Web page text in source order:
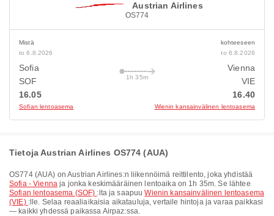
Austrian Airlines
OS774
Mistä
to 6.8.2026
Sofia
SOF
16.05
Sofian lentoasema
1h 35m
kohteeseen
to 6.8.2026
Vienna
VIE
16.40
Wienin kansainvälinen lentoasema
Tietoja Austrian Airlines OS774 (AUA)
OS774(AUA) onAustrian Airlines:n liikennöimä reittilento, joka yhdistää
Sofia - Viennaja jonka keskimääräinen lentoaika on 1h 35m. Se lähtee
Sofian lentoasema (SOF) :lta ja saapuuWienin kansainvälinen lentoasema
(VIE) :lle. Selaa reaaliaikaisia aikatauluja, vertaile hintoja ja varaa paikkasi
— kaikki yhdessä paikassa Airpaz:ssa.